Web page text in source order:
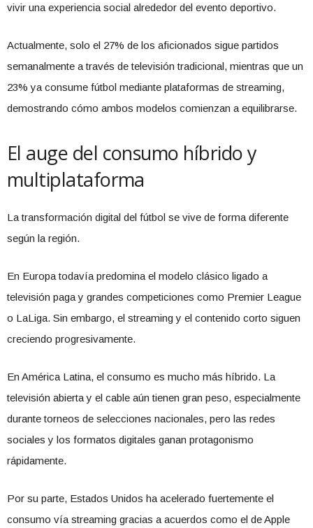
vivir una experiencia social alrededor del evento deportivo.
Actualmente, solo el 27% de los aficionados sigue partidos
semanalmente a través de televisión tradicional, mientras que un
23% ya consume fútbol mediante plataformas de streaming,
demostrando cómo ambos modelos comienzan a equilibrarse.
El auge del consumo híbrido y
multiplataforma
La transformación digital del fútbol se vive de forma diferente
según la región.
En Europa todavía predomina el modelo clásico ligado a
televisión paga y grandes competiciones como Premier League
o LaLiga. Sin embargo, el streaming y el contenido corto siguen
creciendo progresivamente.
En América Latina, el consumo es mucho más híbrido. La
televisión abierta y el cable aún tienen gran peso, especialmente
durante torneos de selecciones nacionales, pero las redes
sociales y los formatos digitales ganan protagonismo
rápidamente.
Por su parte, Estados Unidos ha acelerado fuertemente el
consumo vía streaming gracias a acuerdos como el de Apple